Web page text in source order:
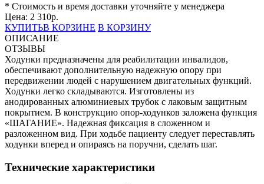
* Стоимость и время доставки уточняйте у менеджера
Цена: 2 310р.
КУПИТЬВ КОРЗИНЕ В КОРЗИНУ
ОПИСАНИЕ
ОТЗЫВЫ
Ходунки предназначены для реабилитации инвалидов,
обеспечивают дополнительную надежную опору при
передвижении людей с нарушением двигательных функций.
Ходунки легко складываются. Изготовлены из
анодированных алюминиевых трубок с лаковым защитным
покрытием. В конструкцию опор-ходунков заложена функция
«ШАГАНИЕ». Надежная фиксация в сложенном и
разложенном вид. При ходьбе пациенту следует переставлять
ходунки вперед и опираясь на поручни, сделать шаг.
Технические характеристики